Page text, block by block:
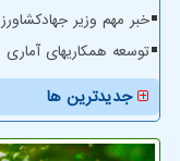
خبر مهم وزیر
توسعه همکاریهای آماری
جدیدترین ها